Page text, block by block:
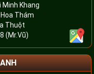
Minh Khang
Thám
Thuột
(Mr.Vũ)